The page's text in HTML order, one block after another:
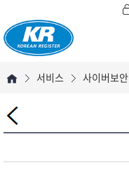
서비스 사이버보안